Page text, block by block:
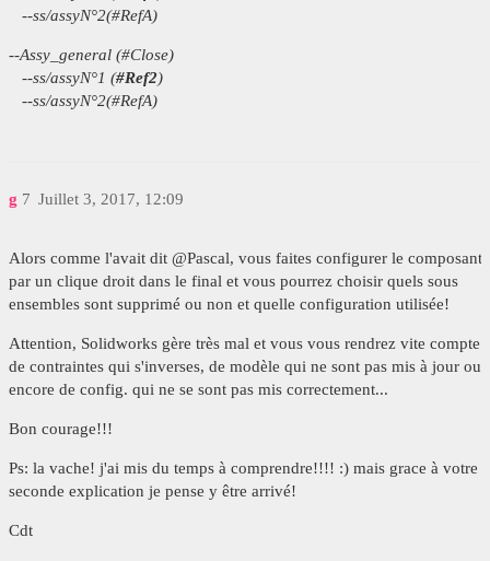
--ss/assyN°2(#RefA)
--Assy_general (#Close)
--ss/assyN°1 (#Ref2)
--ss/assyN°2(#RefA)
g Juillet 3, 2017, 12:09
7
Alors comme l'avait dit @Pascal, vous faites configurer le composant
par un clique droit dans le final et vous pourrez choisir quels sous
ensembles sont supprimé ou non et quelle configuration utilisée!
Attention, Solidworks gère très mal et vous vous rendrez vite compte
de contraintes qui s'inverses, de modèle qui ne sont pas mis à jour ou
encore de config. qui ne se sont pas mis correctement...
Bon courage!!!
Ps: la vache! j'ai mis du temps à comprendre!!!! :) mais grace à votre
seconde explication je pense y être arrivé!
Cdt